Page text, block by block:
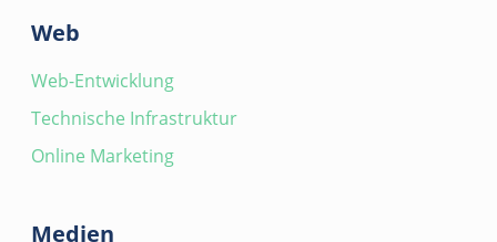
Web
Web-Entwicklung
Technische Infrastruktur
Online Marketing
Medien